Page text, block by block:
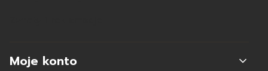
Moje konto